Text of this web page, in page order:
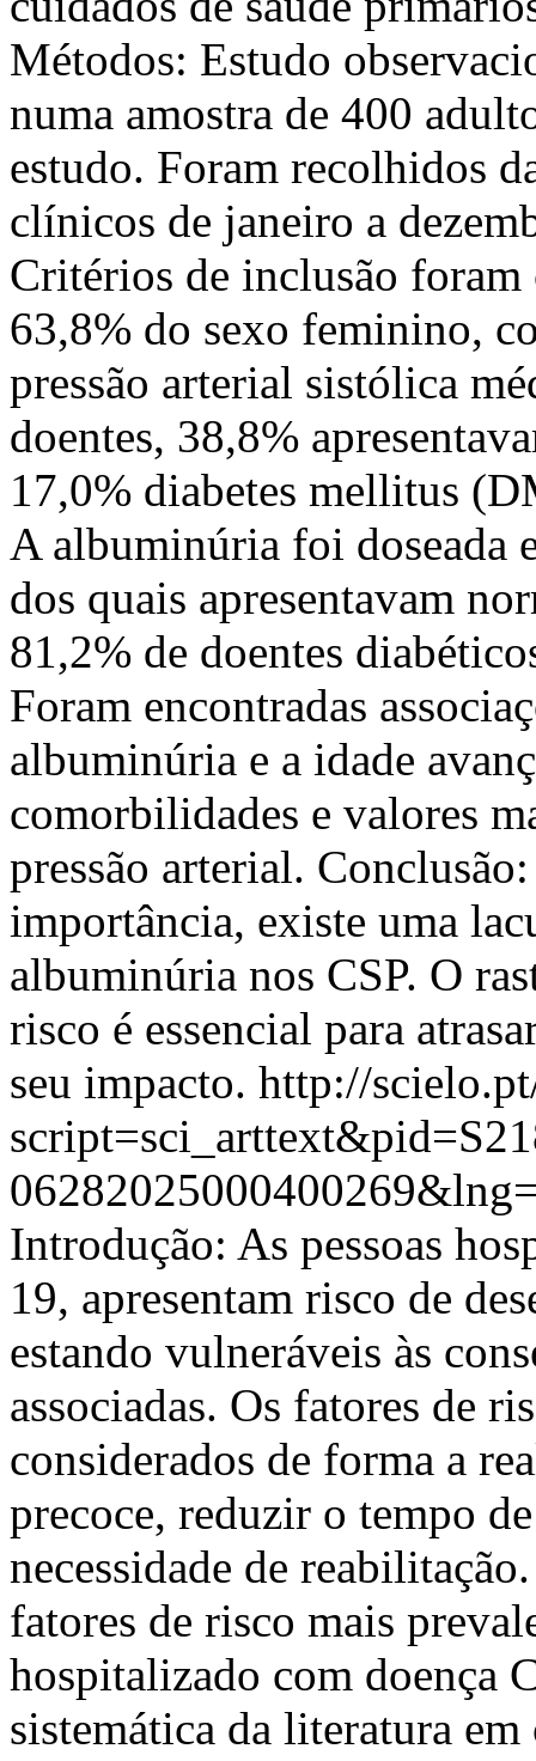
Métodos: Estudo
numa amostra de 400
estudo. Foram recolhidos
clínicos de janeiro a
Critérios de inclusão
63,8% do sexo feminino,
pressão arterial sistólica
doentes, 38,8%
17,0% diabetes mellitus
A albuminúria foi doseada
dos quais apresentavam
81,2% de doentes
Foram encontradas
albuminúria e a idade
comorbilidades e valores
pressão arterial.
importância, existe uma
albuminúria nos CSP. O
risco é essencial para
seu impacto. http://
Introdução: As pessoas
19, apresentam risco de
estando vulneráveis às
associadas. Os fatores de
considerados de forma a
precoce, reduzir o tempo
necessidade de
fatores de risco mais
hospitalizado com doença
sistemática da literatura